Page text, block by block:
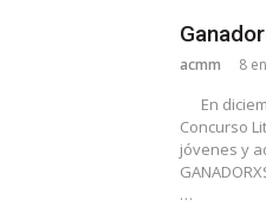
acmm 8
En
Concurso
jóvenes y
…